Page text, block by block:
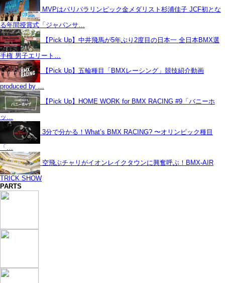
MVPはパリパラリンピック金メダリスト杉浦佳子 JCF初とな
る年間授賞式「ジャパンサ…
【Pick Up】中井飛馬が5年ぶり2度目の日本一 全日本BMX選
手権 男子エリート…
【Pick Up】五輪種目「BMXレーシング」競技紹介動画
produced by …
【Pick Up】HOME WORK for BMX RACING #9「バニーホ
ッ…
3分で分かる！What’s BMX RACING? 〜オリンピック種目
「…
空飛ぶチャリがイオンレイクタウンに興奮呼ぶ！BMX-AIR
TRICK SHOW
PARTS